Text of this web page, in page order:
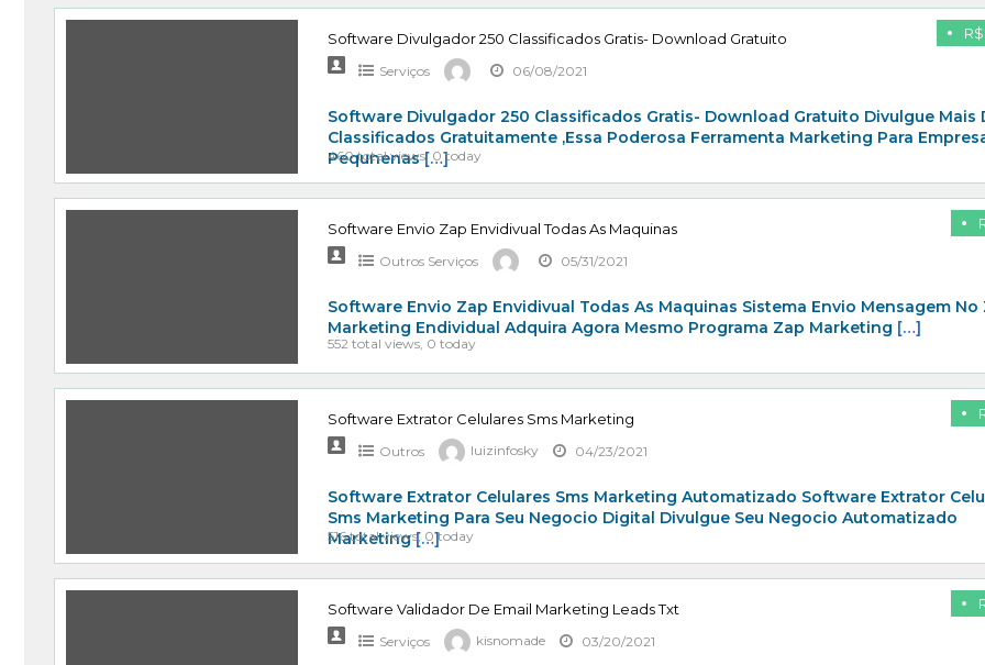
Software Divulgador 250 Classificados Gratis- Download Gratuito
Serviços 06/08/2021
Software Divulgador 250 Classificados Gratis- Download Gratuito Divulgue Mais
Classificados Gratuitamente ,Essa Poderosa Ferramenta Marketing Para
Pequnenas[…]
460 total views, 0 today
Software Envio Zap Envidivual Todas As Maquinas
Outros Serviços 05/31/2021
Software Envio Zap Envidivual Todas As Maquinas Sistema Envio Mensagem No
Marketing Endividual Adquira Agora Mesmo Programa Zap Marketing […]
552 total views, 0 today
Software Extrator Celulares Sms Marketing
Outros luizinfosky 04/23/2021
Software Extrator Celulares Sms Marketing Automatizado Software Extrator
Sms Marketing Para Seu Negocio Digital Divulgue Seu Negocio Automatizado
Marketing[…]
516 total views, 0 today
Software Validador De Email Marketing Leads Txt
Serviços kisnomade 03/20/2021